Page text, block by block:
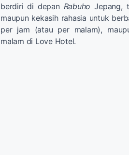
berdiri di depan Rabuho Jepang,
maupun kekasih rahasia untuk
per jam (atau per malam),
malam di Love Hotel.